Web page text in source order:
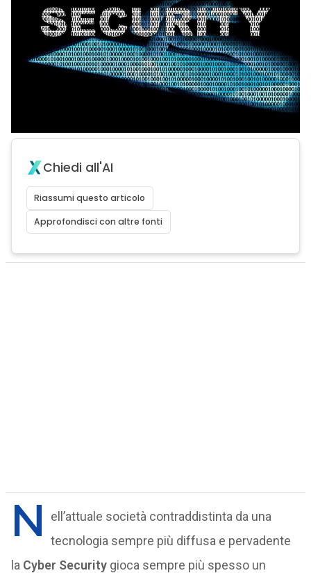
Chiedi all'AI
Riassumi questo articolo
Approfondisci con altre fonti
N
ell’attuale società contraddistinta da una
tecnologia sempre più diffusa e pervadente
la Cyber Securitygioca sempre più spesso un